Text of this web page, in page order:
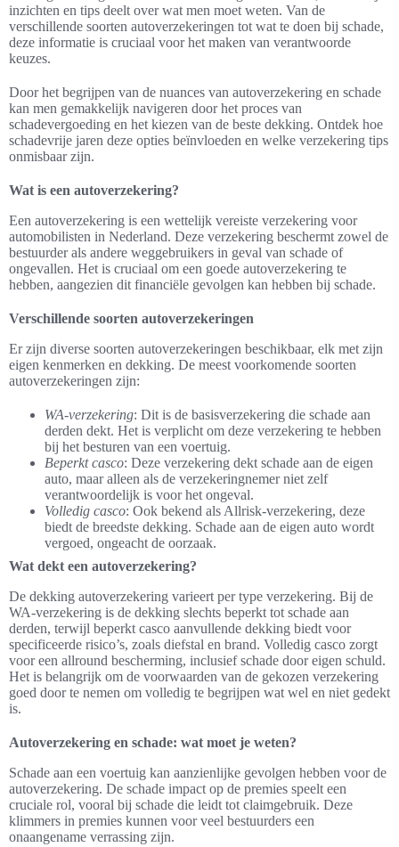
inzichten en tips deelt over wat men moet weten. Van de
verschillende soorten autoverzekeringen tot wat te doen bij schade,
deze informatie is cruciaal voor het maken van verantwoorde
keuzes.
Door het begrijpen van de nuances van autoverzekering en schade
kan men gemakkelijk navigeren door het proces van
schadevergoeding en het kiezen van de beste dekking. Ontdek hoe
schadevrije jaren deze opties beïnvloeden en welke verzekering tips
onmisbaar zijn.
Wat is een autoverzekering?
Een autoverzekering is een wettelijk vereiste verzekering voor
automobilisten in Nederland. Deze verzekering beschermt zowel de
bestuurder als andere weggebruikers in geval van schade of
ongevallen. Het is cruciaal om een goede autoverzekering te
hebben, aangezien dit financiële gevolgen kan hebben bij schade.
Verschillende soorten autoverzekeringen
Er zijn diverse soorten autoverzekeringen beschikbaar, elk met zijn
eigen kenmerken en dekking. De meest voorkomende soorten
autoverzekeringen zijn:
WA-verzekering: Dit is de basisverzekering die schade aan
derden dekt. Het is verplicht om deze verzekering te hebben
bij het besturen van een voertuig.
Beperkt casco: Deze verzekering dekt schade aan de eigen
auto, maar alleen als de verzekeringnemer niet zelf
verantwoordelijk is voor het ongeval.
Volledig casco: Ook bekend als Allrisk-verzekering, deze
biedt de breedste dekking. Schade aan de eigen auto wordt
vergoed, ongeacht de oorzaak.
Wat dekt een autoverzekering?
De dekking autoverzekering varieert per type verzekering. Bij de
WA-verzekering is de dekking slechts beperkt tot schade aan
derden, terwijl beperkt casco aanvullende dekking biedt voor
specificeerde risico’s, zoals diefstal en brand. Volledig casco zorgt
voor een allround bescherming, inclusief schade door eigen schuld.
Het is belangrijk om de voorwaarden van de gekozen verzekering
goed door te nemen om volledig te begrijpen wat wel en niet gedekt
is.
Autoverzekering en schade: wat moet je weten?
Schade aan een voertuig kan aanzienlijke gevolgen hebben voor de
autoverzekering. De schade impact op de premies speelt een
cruciale rol, vooral bij schade die leidt tot claimgebruik. Deze
klimmers in premies kunnen voor veel bestuurders een
onaangename verrassing zijn.